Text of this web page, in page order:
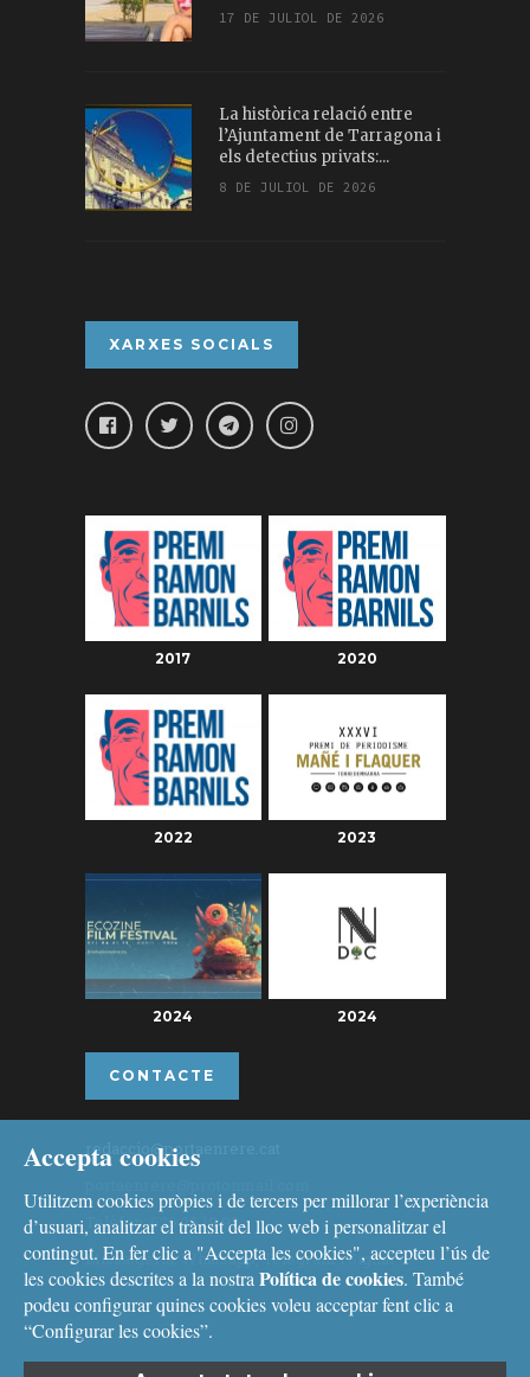
17 DE JULIOL DE 2026
La històrica relació entre
l’Ajuntament de Tarragona i
els detectius privats:...
8 DE JULIOL DE 2026
XARXES SOCIALS
2017 2020
2022 2023
2024 2024
CONTACTE
redaccio@portaenrere.cat
Telèfon: 626 26 19 93
Missatgeria: Whatsapp, Telegram i Signal
Accepta cookies
Utilitzem cookies pròpies i de tercers per millorar l’experiència
d’usuari, analitzar el trànsit del lloc web i personalitzar el
contingut. En fer clic a "Accepta les cookies", accepteu l’ús de
les cookies descrites a la nostra Política de cookies. També
podeu configurar quines cookies voleu acceptar fent clic a
“Configurar les cookies”.